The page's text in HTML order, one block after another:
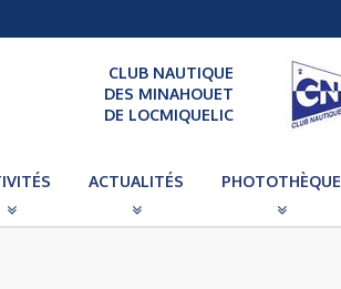
CLUB NAUTIQUE
DES MINAHOUET
DE LOCMIQUELIC
ACTUALITÉS PHOTOTHÈQUE